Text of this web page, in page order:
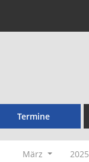
Termine
März 2025